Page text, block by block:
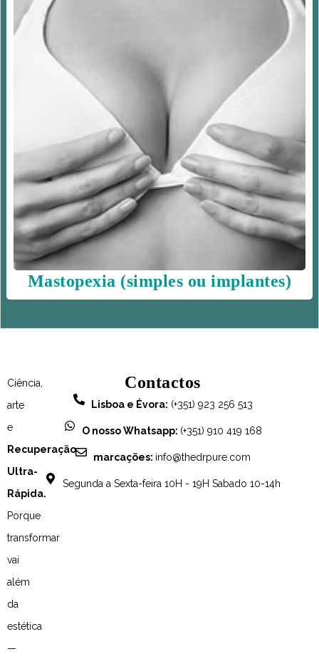
Mastopexia (simples ou implantes)
Ciência,
arte
e
Recuperação
Ultra-
Rápida.
Porque
transformar
vai
além
da
estética
—
Contactos
Lisboa e Évora: (+351) 923 256 513
O nosso Whatsapp: (+351) 910 419 168
marcações: info@thedrpure.com
Segunda a Sexta-feira 10H - 19H Sabado 10-14h